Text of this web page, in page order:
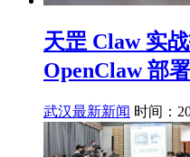
天罡 Claw 实
OpenClaw 部
武汉最新新闻 时间：